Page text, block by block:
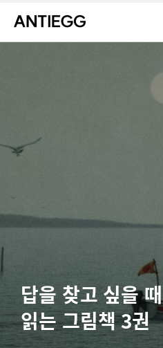
답을 찾고 싶을 때
읽는 그림책 3권